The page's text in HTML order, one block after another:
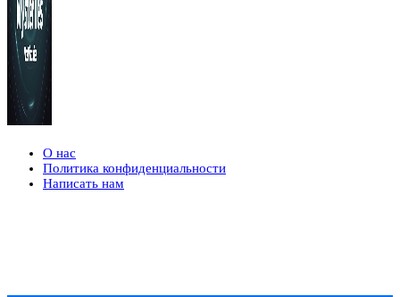
О нас
Политика конфиденциальности
Написать нам